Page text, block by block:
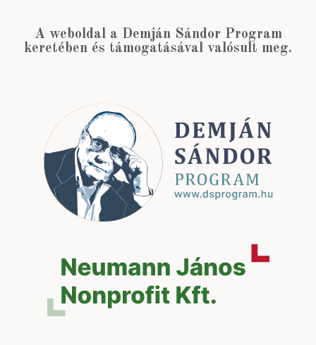
A weboldal a Demján Sándor Program
keretében és támogatásával valósult meg.